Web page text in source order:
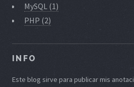
MySQL (1)
PHP (2)
INFO
Este blog sirve para publicar mis